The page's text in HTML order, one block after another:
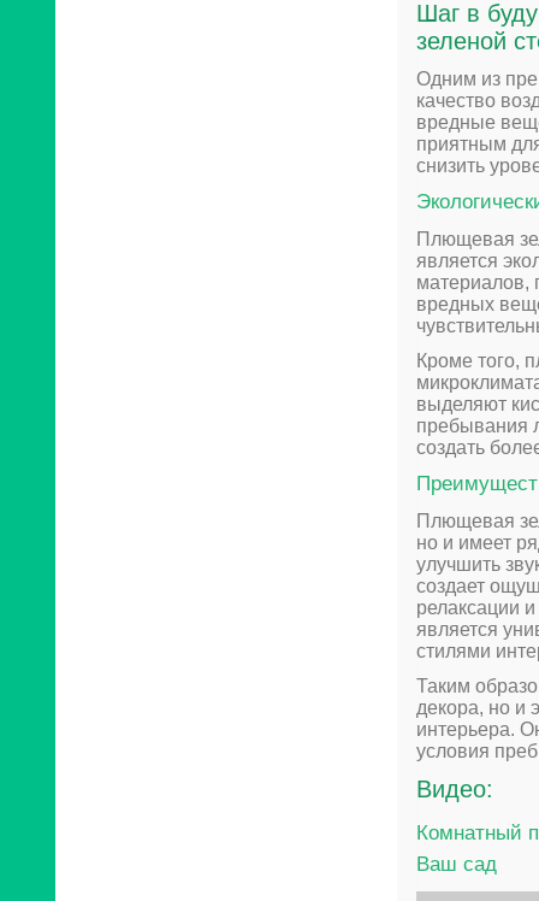
Шаг в
зеленой
Одним из
качество
вредные
приятным
снизить
Плющевая
является
материалов,
вредных
Кроме того,
выделяют
пребывания
создать
Плющевая
но и имеет
улучшить
создает
релаксации
является
стилями
Таким
декора, но и
интерьера.
условия
Видео:
Комнатный
Ваш сад